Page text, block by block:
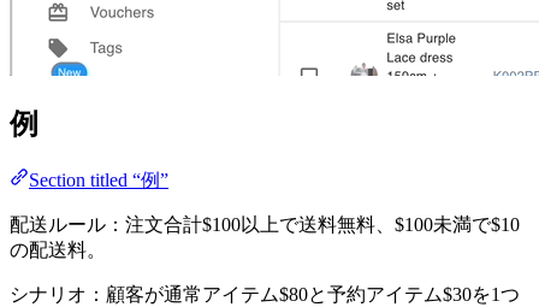
例
Section titled “例”
配送ルール：注文合計$100以上で送料無料、$100未満で$10
の配送料。
シナリオ：顧客が通常アイテム$80と予約アイテム$30を1つ